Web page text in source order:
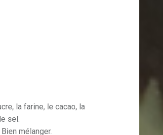
la farine, le cacao, la
sel.
mélanger.